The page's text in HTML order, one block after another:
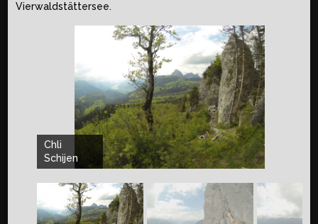
Vierwaldstättersee.
Chli
Schijen